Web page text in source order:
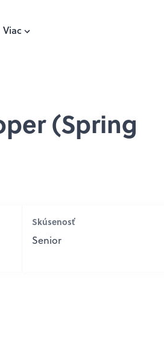
Viac
(Spring
Skúsenosť
Senior